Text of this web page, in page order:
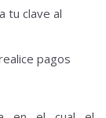
tu clave al
pagos